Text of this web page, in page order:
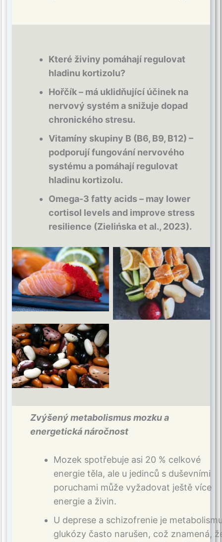
Které živiny pomáhají regulovat
hladinu kortizolu?
Hořčík – má uklidňující účinek na
nervový systém a snižuje dopad
chronického stresu.
Vitamíny skupiny B (B6, B9, B12) –
podporují fungování nervového
systému a pomáhají regulovat
hladinu kortizolu.
Omega-3 fatty acids – may lower
cortisol levels and improve stress
resilience (Zielińska et al., 2023).
Omega 3 B vitamins
Magnesium
Zvýšený metabolismus mozku a
energetická náročnost
Mozek spotřebuje asi 20 % celkové
energie těla, ale u jedinců s duševními
poruchami může vyžadovat ještě více
energie a živin.
U deprese a schizofrenie je
glukózy často narušen, což znamená,